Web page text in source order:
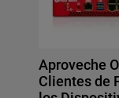
Aproveche
Clientes de